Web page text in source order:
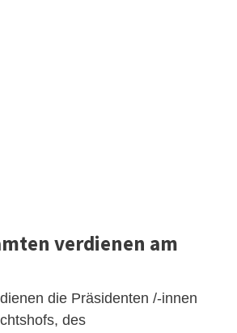
verdienen am
die Präsidenten /-innen
des